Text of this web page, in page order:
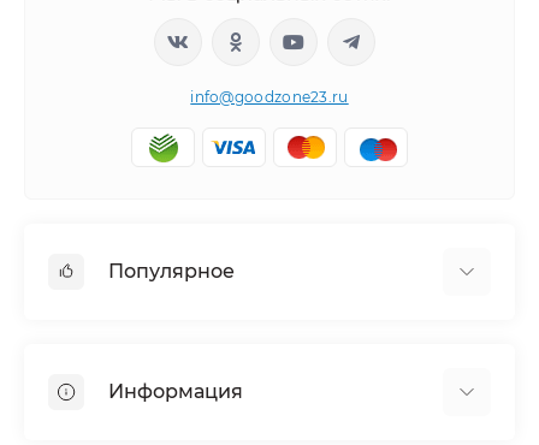
info@goodzone23.ru
Популярное
Сушильные машины
Информация